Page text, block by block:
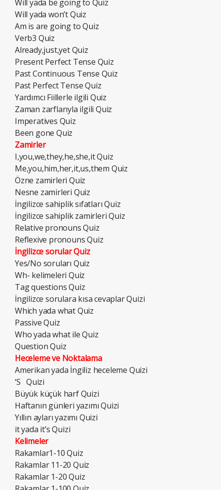
Will yada be going to Quiz
Will yada won’t Quiz
Am is are going to Quiz
Verb3 Quiz
Already,just,yet Quiz
Present Perfect Tense Quiz
Past Continuous Tense Quiz
Past Perfect Tense Quiz
Yardımcı Fiillerle ilgili Quiz
Zaman zarflarıyla ilgili Quiz
Imperatives Quiz
Been gone Quiz
Zamirler
I,you,we,they,he,she,it Quiz
Me,you,him,her,it,us,them Quiz
Özne zamirleri Quiz
Nesne zamirleri Quiz
İngilizce sahiplik sıfatları Quiz
İngilizce sahiplik zamirleri Quiz
Relative pronouns Quiz
Reflexive pronouns Quiz
İngilizce sorular Quiz
Yes/No soruları Quiz
Wh- kelimeleri Quiz
Tag questions Quiz
İngilizce sorulara kısa cevaplar Quizi
Which yada what Quiz
Passive Quiz
Who yada what ile Quiz
Question Quiz
Heceleme ve Noktalama
Amerikan yada İngiliz heceleme Quizi
‘S Quizi
Büyük küçük harf Quizi
Haftanın günleri yazımı Quizi
Yıllın ayları yazımı Quizi
it yada it’s Quizi
Kelimeler
Rakamlar1-10 Quiz
Rakamlar 11-20 Quiz
Rakamlar 1-20 Quiz